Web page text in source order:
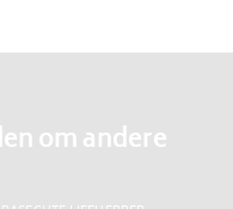
om andere